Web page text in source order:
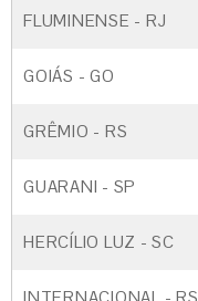
FLUMINENSE - RJ
GOIÁS - GO
GRÊMIO - RS
GUARANI - SP
HERCÍLIO LUZ - SC